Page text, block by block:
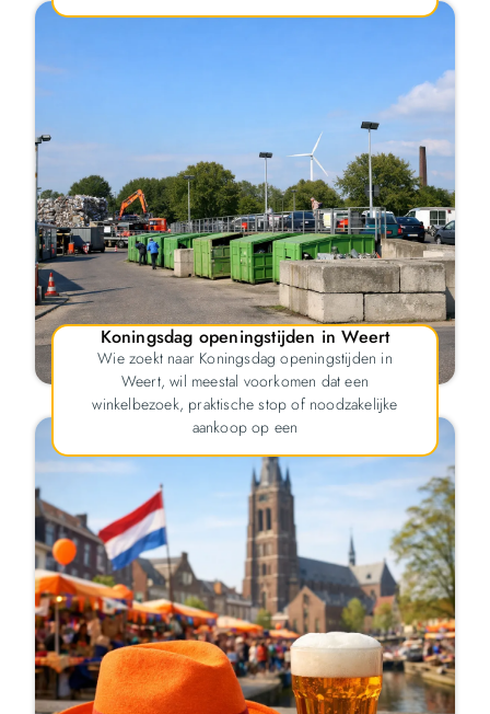
Koningsdag openingstijden in Weert
Wie zoekt naar Koningsdag openingstijden in
Weert, wil meestal voorkomen dat een
winkelbezoek, praktische stop of noodzakelijke
aankoop op een